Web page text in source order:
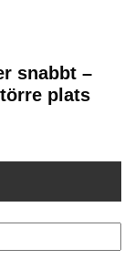
snabbt –
plats